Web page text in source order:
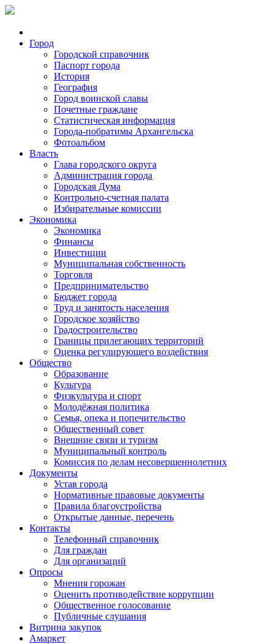
Город
Городской справочник
Паспорт города
История
География
Город воинской славы
Почетные граждане
Статистическая информация
Города-побратимы Архангельска
Фотоальбом
Власть
Глава городского округа
Администрация города
Городская Дума
Контрольно-счетная палата
Избирательные комиссии
Экономика
Экономика
Финансы
Инвестиции
Муниципальная собственность
Торговля
Предпринимательство
Бюджет города
Труд и занятость населения
Городское хозяйство
Градостроительство
Границы прилегающих территорий
Оценка регулирующего воздействия
Общество
Образование
Культура
Физкультура и спорт
Молодёжная политика
Семья, опека и попечительство
Общественный совет
Внешние связи и туризм
Муниципальный контроль
Комиссия по делам несовершеннолетних
Документы
Устав города
Нормативные правовые документы
Правила благоустройства
Открытые данные, перечень
Контакты
Телефонный справочник
Для граждан
Для организаций
Опросы
Мнения горожан
Оценить противодействие коррупции
Общественное голосование
Публичные слушания
Витрина закупок
Амаркет